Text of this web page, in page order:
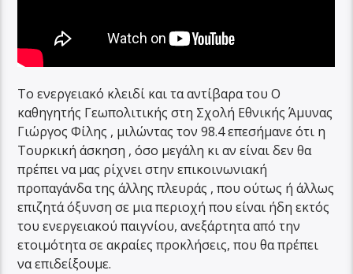
Το ενεργειακό κλειδί και τα αντίβαρα του Ο
καθηγητής Γεωπολιτικής στη Σχολή Εθνικής Άμυνας
Γιώργος Φίλης , μιλώντας τον 98.4 επεσήμανε ότι η
Τουρκική άσκηση , όσο μεγάλη κι αν είναι δεν θα
πρέπει να μας ρίχνει στην επικοινωνιακή
προπαγάνδα της άλλης πλευράς , που ούτως ή άλλως
επιζητά όξυνση σε μια περιοχή που είναι ήδη εκτός
του ενεργειακού παιγνίου, ανεξάρτητα από την
ετοιμότητα σε ακραίες προκλήσεις, που θα πρέπει
να επιδείξουμε.